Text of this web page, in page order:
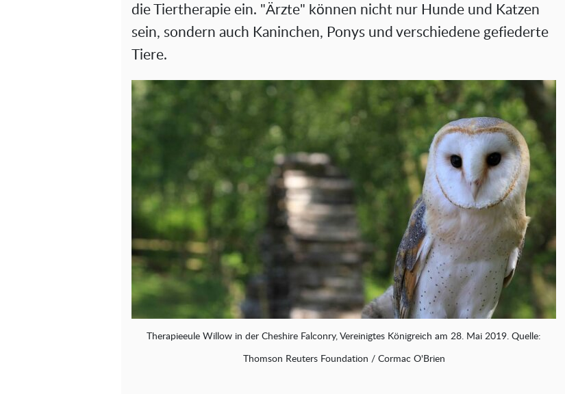
die Tiertherapie ein. "Ärzte" können nicht nur Hunde und Katzen
sein, sondern auch Kaninchen, Ponys und verschiedene gefiederte
Tiere.
Therapieeule Willow in der Cheshire Falconry, Vereinigtes Königreich am 28. Mai 2019. Quelle:
Thomson Reuters Foundation / Cormac O'Brien